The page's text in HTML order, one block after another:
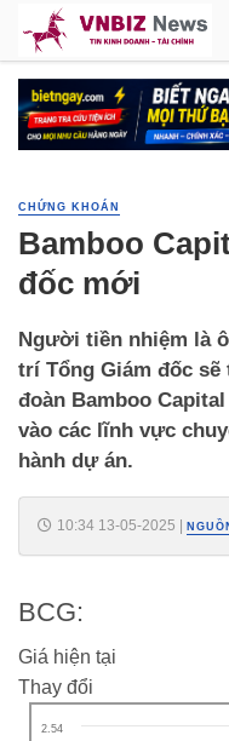
CHỨNG KHOÁN
Bamboo
đốc mới
Người tiền nhiệm là
trí Tổng Giám đốc sẽ
đoàn Bamboo
vào các lĩnh vực
hành dự án.
10:34 13-05-2025
BCG:
Giá hiện tại
Thay đổi